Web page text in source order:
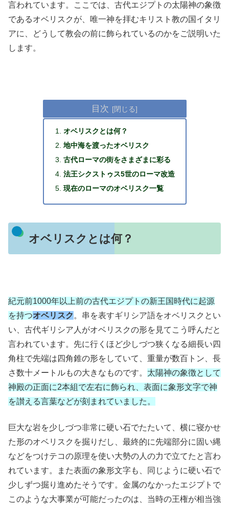
言われています。ここでは、古代エジプトの太陽神の象徴
であるオベリスクが、唯一神を拝むキリスト教の国イタリ
アに、どうして教会の前に飾られているのかをご説明いた
します。
目次
オベリスクとは何？
地中海を渡ったオベリスク
古代ローマの街をさまざまに彩る
法王シクストゥス5世のローマ改造
現在のローマのオベリスク一覧
オベリスクとは何？
紀元前1000年以上前の古代エジプトの新王国時代に起源
を持つオベリスク 。串を表すギリシア語をオベリスクとい
い、古代ギリシア人がオベリスクの形を見てこう呼んだと
言われています。先に行くほど少しづつ狭くなる細長い四
角柱で先端は四角錐の形をしていて、重量が数百トン、長
さ数十メートルもの大きなものです。 太陽神の象徴として
神殿の正面に2本組で左右に飾られ、表面に象形文字で神
を讃える言葉などが刻まれていました。
巨大な岩を少しづつ非常に硬い石でたたいて、横に寝かせ
た形のオベリスクを掘りだし、最終的に先端部分に固い縄
などをつけテコの原理を使い大勢の人の力で立てたと言わ
れています。また表面の象形文字も、同じように硬い石で
少しずつ掘り進めたそうです。金属のなかったエジプトで
このような大事業が可能だったのは、当時の王権が相当強